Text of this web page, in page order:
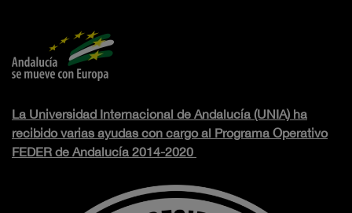
La Universidad Internacional de Andalucía (UNIA) ha
recibido varias ayudas con cargo al Programa Operativo
FEDER de Andalucía 2014-2020